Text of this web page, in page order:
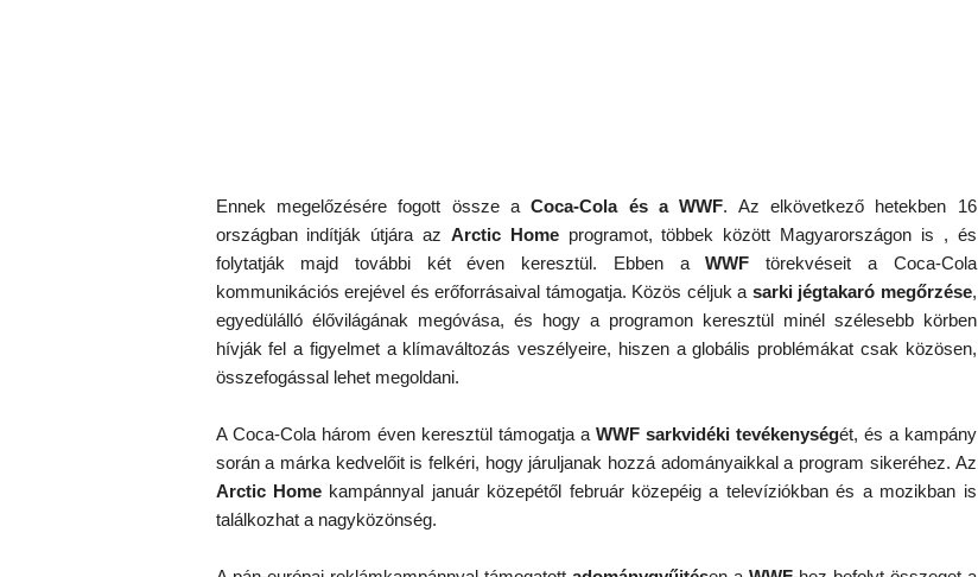
Ennek megelőzésére fogott össze aCoca-Cola és a WWF. Az elkövetkező hetekben 16
országban indítják útjára az Arctic Homeprogramot, többek között Magyarországon is , és
folytatják majd további két éven keresztül. Ebben aWWF törekvéseit a Coca-Cola
kommunikációs erejével és erőforrásaival támogatja. Közös céljuk a sarki jégtakaró megőrzése,
egyedülálló élővilágának megóvása, és hogy a programon keresztül minél szélesebb körben
hívják fel a figyelmet a klímaváltozás veszélyeire, hiszen a globális problémákat csak közösen,
összefogással lehet megoldani.
A Coca-Cola három éven keresztül támogatja a WWF sarkvidéki tevékenységét, és a kampány
során a márka kedvelőit is felkéri, hogy járuljanak hozzá adományaikkal a program sikeréhez. Az
Arctic Homekampánnyal január közepétől február közepéig a televíziókban és a mozikban is
találkozhat a nagyközönség.